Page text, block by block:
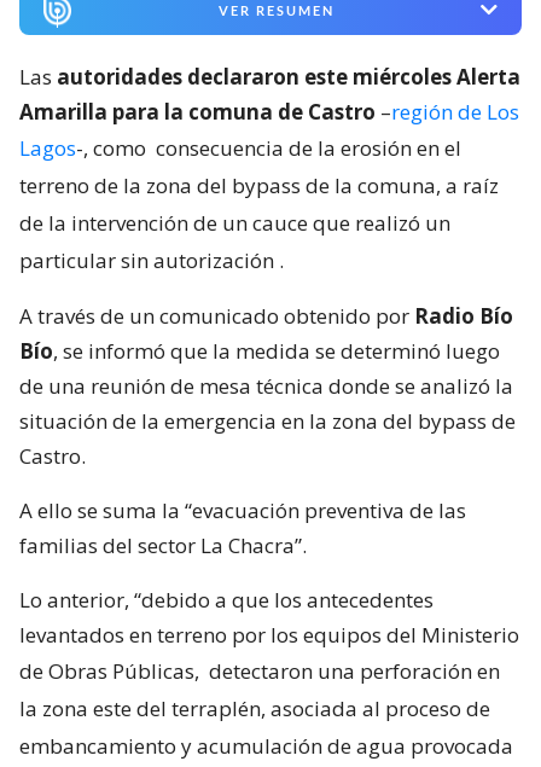
VER RESUMEN
Las autoridades declararon este miércoles Alerta
Amarilla para la comuna de Castro –región de Los
Lagos-, como consecuencia de la erosión en el
terreno de la zona del bypass de la comuna, a raíz
de la intervención de un cauce que realizó un
particular sin autorización .
A través de un comunicado obtenido por Radio Bío
Bío, se informó que la medida se determinó luego
de una reunión de mesa técnica donde se analizó la
situación de la emergencia en la zona del bypass de
Castro.
A ello se suma la “evacuación preventiva de las
familias del sector La Chacra”.
Lo anterior, “debido a que los antecedentes
levantados en terreno por los equipos del Ministerio
de Obras Públicas, detectaron una perforación en
la zona este del terraplén, asociada al proceso de
embancamiento y acumulación de agua provocada